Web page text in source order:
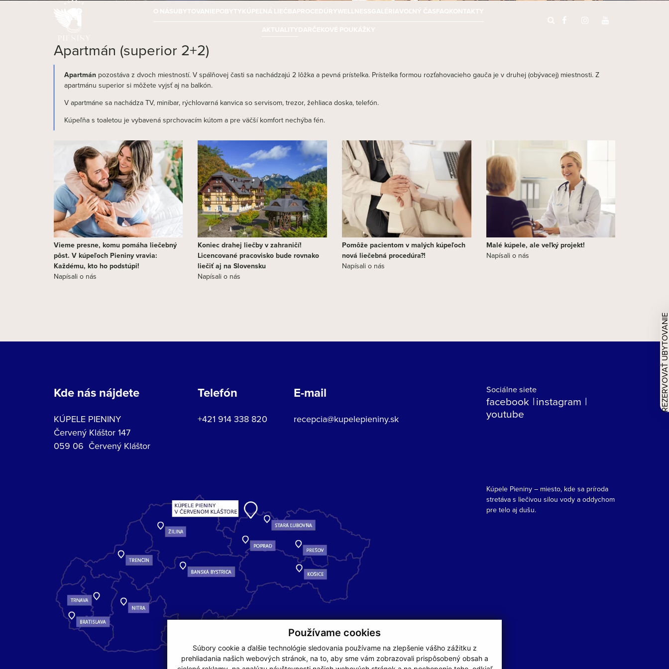
Používame cookies
Súbory cookie a ďalšie technológie sledovania používame na zlepšenie vášho zážitku z
prehliadania našich webových stránok, na to, aby sme vám zobrazovali prispôsobený obsah a
O NÁSUBYTOVANIEPOBYTYKÚPEĽNÁ LIEČBAPROCEDÚRYWELLNESSGALÉRIAVOĽNÝ ČASFAQKONTAKTY
AKTUALITYDARČEKOVÉ POUKÁŽKY
Apartmán (superior 2+2)
Apartmán pozostáva z dvoch miestností. V spálňovej časti sa nachádzajú 2 lôžka a pevná prístelka. Prístelka formou rozťahovacieho gauča je v druhej (obývacej) miestnosti. Z
apartmánu superior si môžete vyjsť aj na balkón.
V apartmáne sa nachádza TV, minibar, rýchlovarná kanvica so servisom, trezor, žehliaca doska, telefón.
Kúpeľňa s toaletou je vybavená sprchovacím kútom a pre väčší komfort nechýba fén.
Vieme presne, komu pomáha liečebný
pôst. V kúpeľoch Pieniny vravia:
Každému, kto ho podstúpi!
Napísali o nás
Koniec drahej liečby v zahraničí!
Licencované pracovisko bude rovnako
liečiť aj na Slovensku
Napísali o nás
Pomôže pacientom v malých kúpeľoch
nová liečebná procedúra?!
Napísali o nás
Malé kúpele, ale veľký projekt!
Napísali o nás
Kde nás nájdete
KÚPELE PIENINY
Červený Kláštor 147
059 06 Červený Kláštor
Telefón
+421 914 338 820
E-mail
recepcia@kupelepieniny.sk
Sociálne siete
facebook instagram
youtube
Kúpele Pieniny – miesto, kde sa príroda
stretáva s liečivou silou vody a oddychom
pre telo aj dušu.